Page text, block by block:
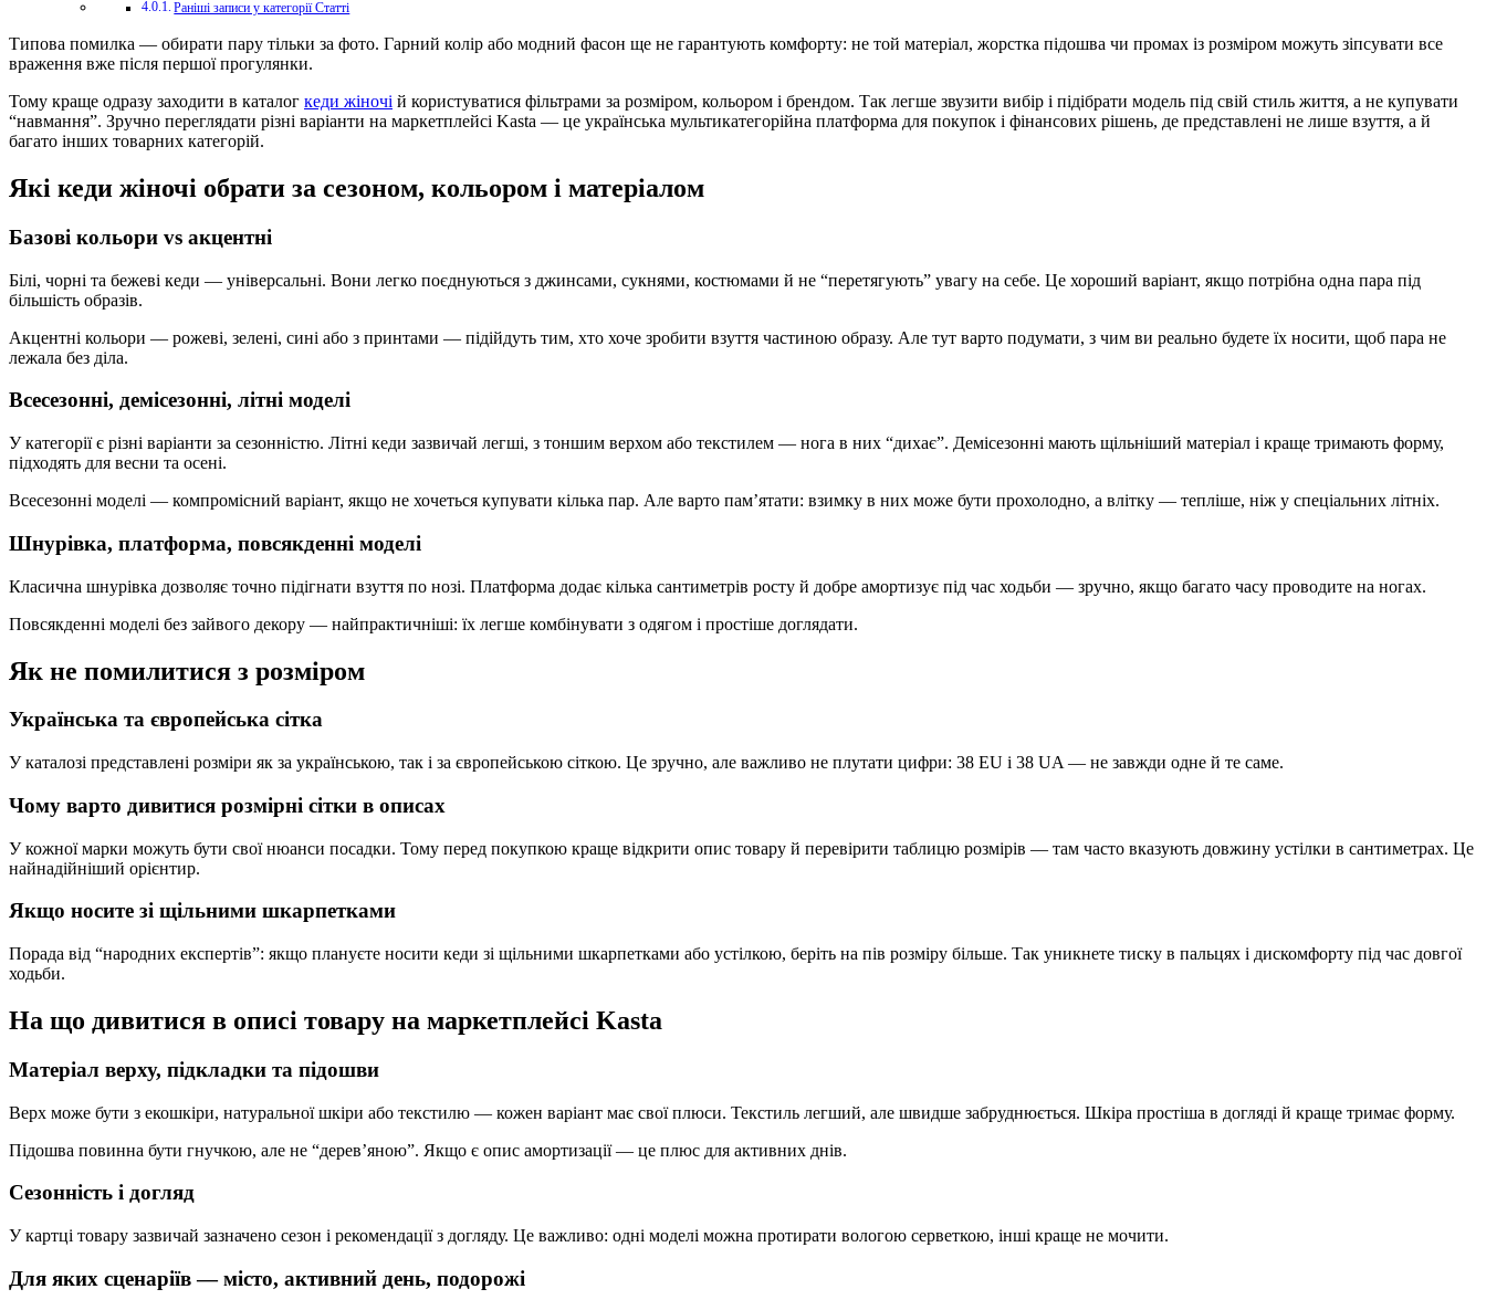
Раніші записи у категорії Статті
Типова помилка — обирати пару тільки за фото. Гарний колір або модний фасон ще не гарантують комфорту: не той матеріал, жорстка підошва чи промах із розміром можуть зіпсувати все
враження вже після першої прогулянки.
Тому краще одразу заходити в каталог кеди жіночі й користуватися фільтрами за розміром, кольором і брендом. Так легше звузити вибір і підібрати модель під свій стиль життя, а не купувати
“навмання”. Зручно переглядати різні варіанти на маркетплейсі Kasta — це українська мультикатегорійна платформа для покупок і фінансових рішень, де представлені не лише взуття, а й
багато інших товарних категорій.
Які кеди жіночі обрати за сезоном, кольором і матеріалом
Базові кольори vs акцентні
Білі, чорні та бежеві кеди — універсальні. Вони легко поєднуються з джинсами, сукнями, костюмами й не “перетягують” увагу на себе. Це хороший варіант, якщо потрібна одна пара під
більшість образів.
Акцентні кольори — рожеві, зелені, сині або з принтами — підійдуть тим, хто хоче зробити взуття частиною образу. Але тут варто подумати, з чим ви реально будете їх носити, щоб пара не
лежала без діла.
Всесезонні, демісезонні, літні моделі
У категорії є різні варіанти за сезонністю. Літні кеди зазвичай легші, з тоншим верхом або текстилем — нога в них “дихає”. Демісезонні мають щільніший матеріал і краще тримають форму,
підходять для весни та осені.
Всесезонні моделі — компромісний варіант, якщо не хочеться купувати кілька пар. Але варто пам’ятати: взимку в них може бути прохолодно, а влітку — тепліше, ніж у спеціальних літніх.
Шнурівка, платформа, повсякденні моделі
Класична шнурівка дозволяє точно підігнати взуття по нозі. Платформа додає кілька сантиметрів росту й добре амортизує під час ходьби — зручно, якщо багато часу проводите на ногах.
Повсякденні моделі без зайвого декору — найпрактичніші: їх легше комбінувати з одягом і простіше доглядати.
Як не помилитися з розміром
Українська та європейська сітка
У каталозі представлені розміри як за українською, так і за європейською сіткою. Це зручно, але важливо не плутати цифри: 38 EU і 38 UA — не завжди одне й те саме.
Чому варто дивитися розмірні сітки в описах
У кожної марки можуть бути свої нюанси посадки. Тому перед покупкою краще відкрити опис товару й перевірити таблицю розмірів — там часто вказують довжину устілки в сантиметрах. Це
найнадійніший орієнтир.
Якщо носите зі щільними шкарпетками
Порада від “народних експертів”: якщо плануєте носити кеди зі щільними шкарпетками або устілкою, беріть на пів розміру більше. Так уникнете тиску в пальцях і дискомфорту під час довгої
ходьби.
На що дивитися в описі товару на маркетплейсі Kasta
Матеріал верху, підкладки та підошви
Верх може бути з екошкіри, натуральної шкіри або текстилю — кожен варіант має свої плюси. Текстиль легший, але швидше забруднюється. Шкіра простіша в догляді й краще тримає форму.
Підошва повинна бути гнучкою, але не “дерев’яною”. Якщо є опис амортизації — це плюс для активних днів.
Сезонність і догляд
У картці товару зазвичай зазначено сезон і рекомендації з догляду. Це важливо: одні моделі можна протирати вологою серветкою, інші краще не мочити.
Для яких сценаріїв — місто, активний день, подорожі